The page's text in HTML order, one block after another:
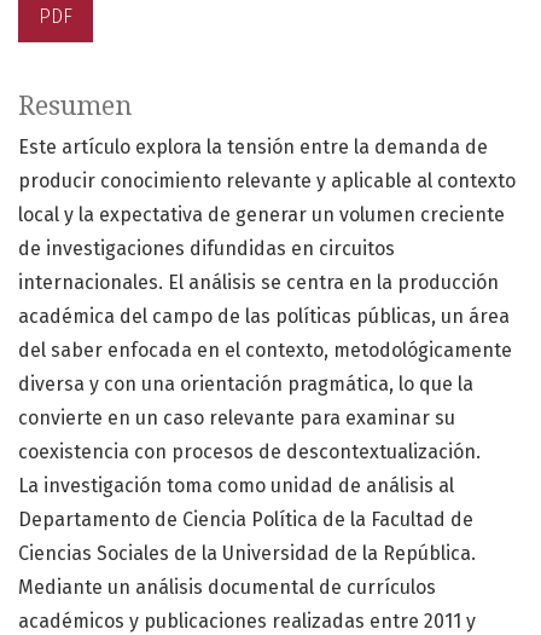
PDF
Resumen
Este artículo explora la tensión entre la demanda de
producir conocimiento relevante y aplicable al contexto
local y la expectativa de generar un volumen creciente
de investigaciones difundidas en circuitos
internacionales. El análisis se centra en la producción
académica del campo de las políticas públicas, un área
del saber enfocada en el contexto, metodológicamente
diversa y con una orientación pragmática, lo que la
convierte en un caso relevante para examinar su
coexistencia con procesos de descontextualización.
La investigación toma como unidad de análisis al
Departamento de Ciencia Política de la Facultad de
Ciencias Sociales de la Universidad de la República.
Mediante un análisis documental de currículos
académicos y publicaciones realizadas entre 2011 y